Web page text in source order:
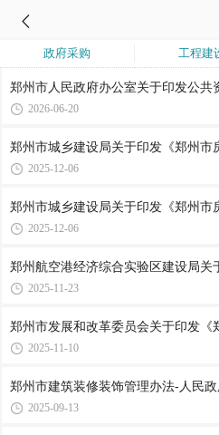
政府采购 工程建
郑州市人民政府办公室关于印发公
2026-06-20
郑州市城乡建设局关于印发《郑州市
2025-12-06
郑州市城乡建设局关于印发《郑州市
2025-12-06
郑州航空港经济综合实验区建设局关
2025-11-23
郑州市发展和改革委员会关于印发
2025-11-10
郑州市建筑装修装饰管理办法-人民
2025-09-13